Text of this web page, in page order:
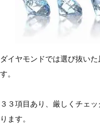
イヤモンドでは選び抜いた
。
３項目あり、厳しくチェ
ます。